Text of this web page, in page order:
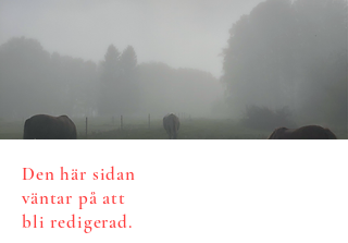
Den här sidan
väntar på att
bli redigerad.